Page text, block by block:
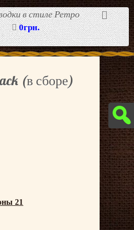
в стиле Ретро
0грн.
(в сборе)
21